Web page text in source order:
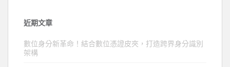
近期文章
數位身分新革命！結合數位憑證皮夾，打造跨界身分識別
架構